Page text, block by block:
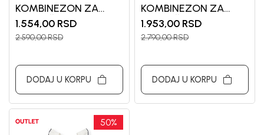
KOMBINEZON ZA
DEVOJČICE VALI
1.554,00 RSD
2.590,00RSD
DODAJ U KORPU
KOMBINEZON ZA
DEVOJČICE VANESA
1.953,00 RSD
2.790,00RSD
DODAJ U KORPU
50%